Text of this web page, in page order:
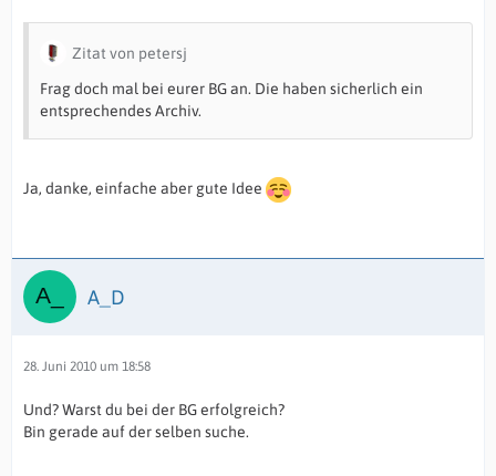
Zitat von petersj
Frag doch mal bei eurer BG an. Die haben sicherlich ein
entsprechendes Archiv.
Ja, danke, einfache aber gute Idee
A_D
28. Juni 2010 um 18:58
Und? Warst du bei der BG erfolgreich?
Bin gerade auf der selben suche.